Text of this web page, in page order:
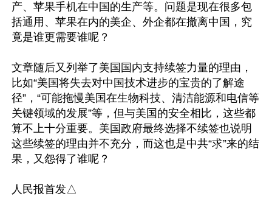
产、苹果手机在中国的生产等。问题是现在很多包
括通用、苹果在内的美企、外企都在撤离中国，究
竟是谁更需要谁呢？
文章随后又列举了美国国内支持续签力量的理由，
比如“美国将失去对中国技术进步的宝贵的了解途
径”，“可能拖慢美国在生物科技、清洁能源和电信等
关键领域的发展”等，但与美国的安全相比，这些都
算不上十分重要。美国政府最终选择不续签也说明
这些续签的理由并不充分，而这也是中共“求”来的结
果，又怨得了谁呢？